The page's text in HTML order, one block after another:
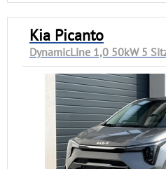
Kia Picanto
DynamicLine 1,0 50kW 5